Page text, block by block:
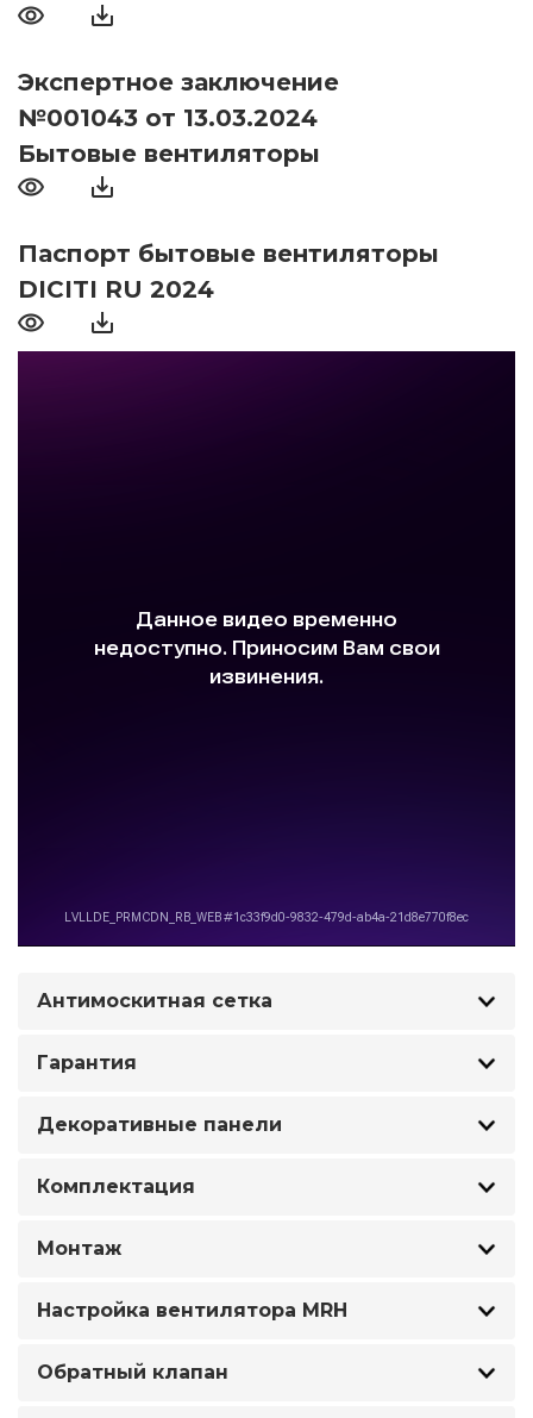
Экспертное заключение
№001043 от 13.03.2024
Бытовые вентиляторы
Паспорт бытовые вентиляторы
DICITI RU 2024
Антимоскитная сетка
Гарантия
Декоративные панели
Комплектация
Монтаж
Настройка вентилятора MRH
Обратный клапан